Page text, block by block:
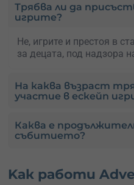
Трябва ли да
игрите?
Не, игрите и престоя в
за децата, под надзора
На каква възраст
участие в ескейп
Каква е
събитието?
Kак работи